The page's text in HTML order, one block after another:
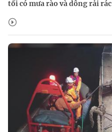
tối có mưa rào và dông rải rác